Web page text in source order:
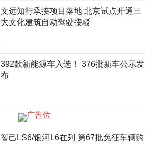
文远知行承接项目落地 北京试点开通三
大文化建筑自动驾驶接驳
392款新能源车入选！ 376批新车公示发
布
智己LS6/银河L6在列 第67批免征车辆购